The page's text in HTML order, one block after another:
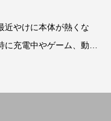
近やけに本体が熱くな
充電中やゲーム、動画